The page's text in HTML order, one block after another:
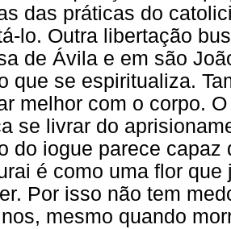
das práticas do
lo. Outra libertação
de Ávila e em são
que se espiritualiza.
melhor com o corpo.
se livrar do
do iogue parece capaz
é como uma flor
Por isso não tem
mesmo quando